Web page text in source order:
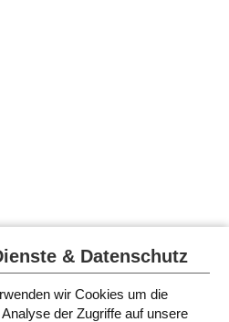
& Datenschutz
wir Cookies um die
der Zugriffe auf unsere